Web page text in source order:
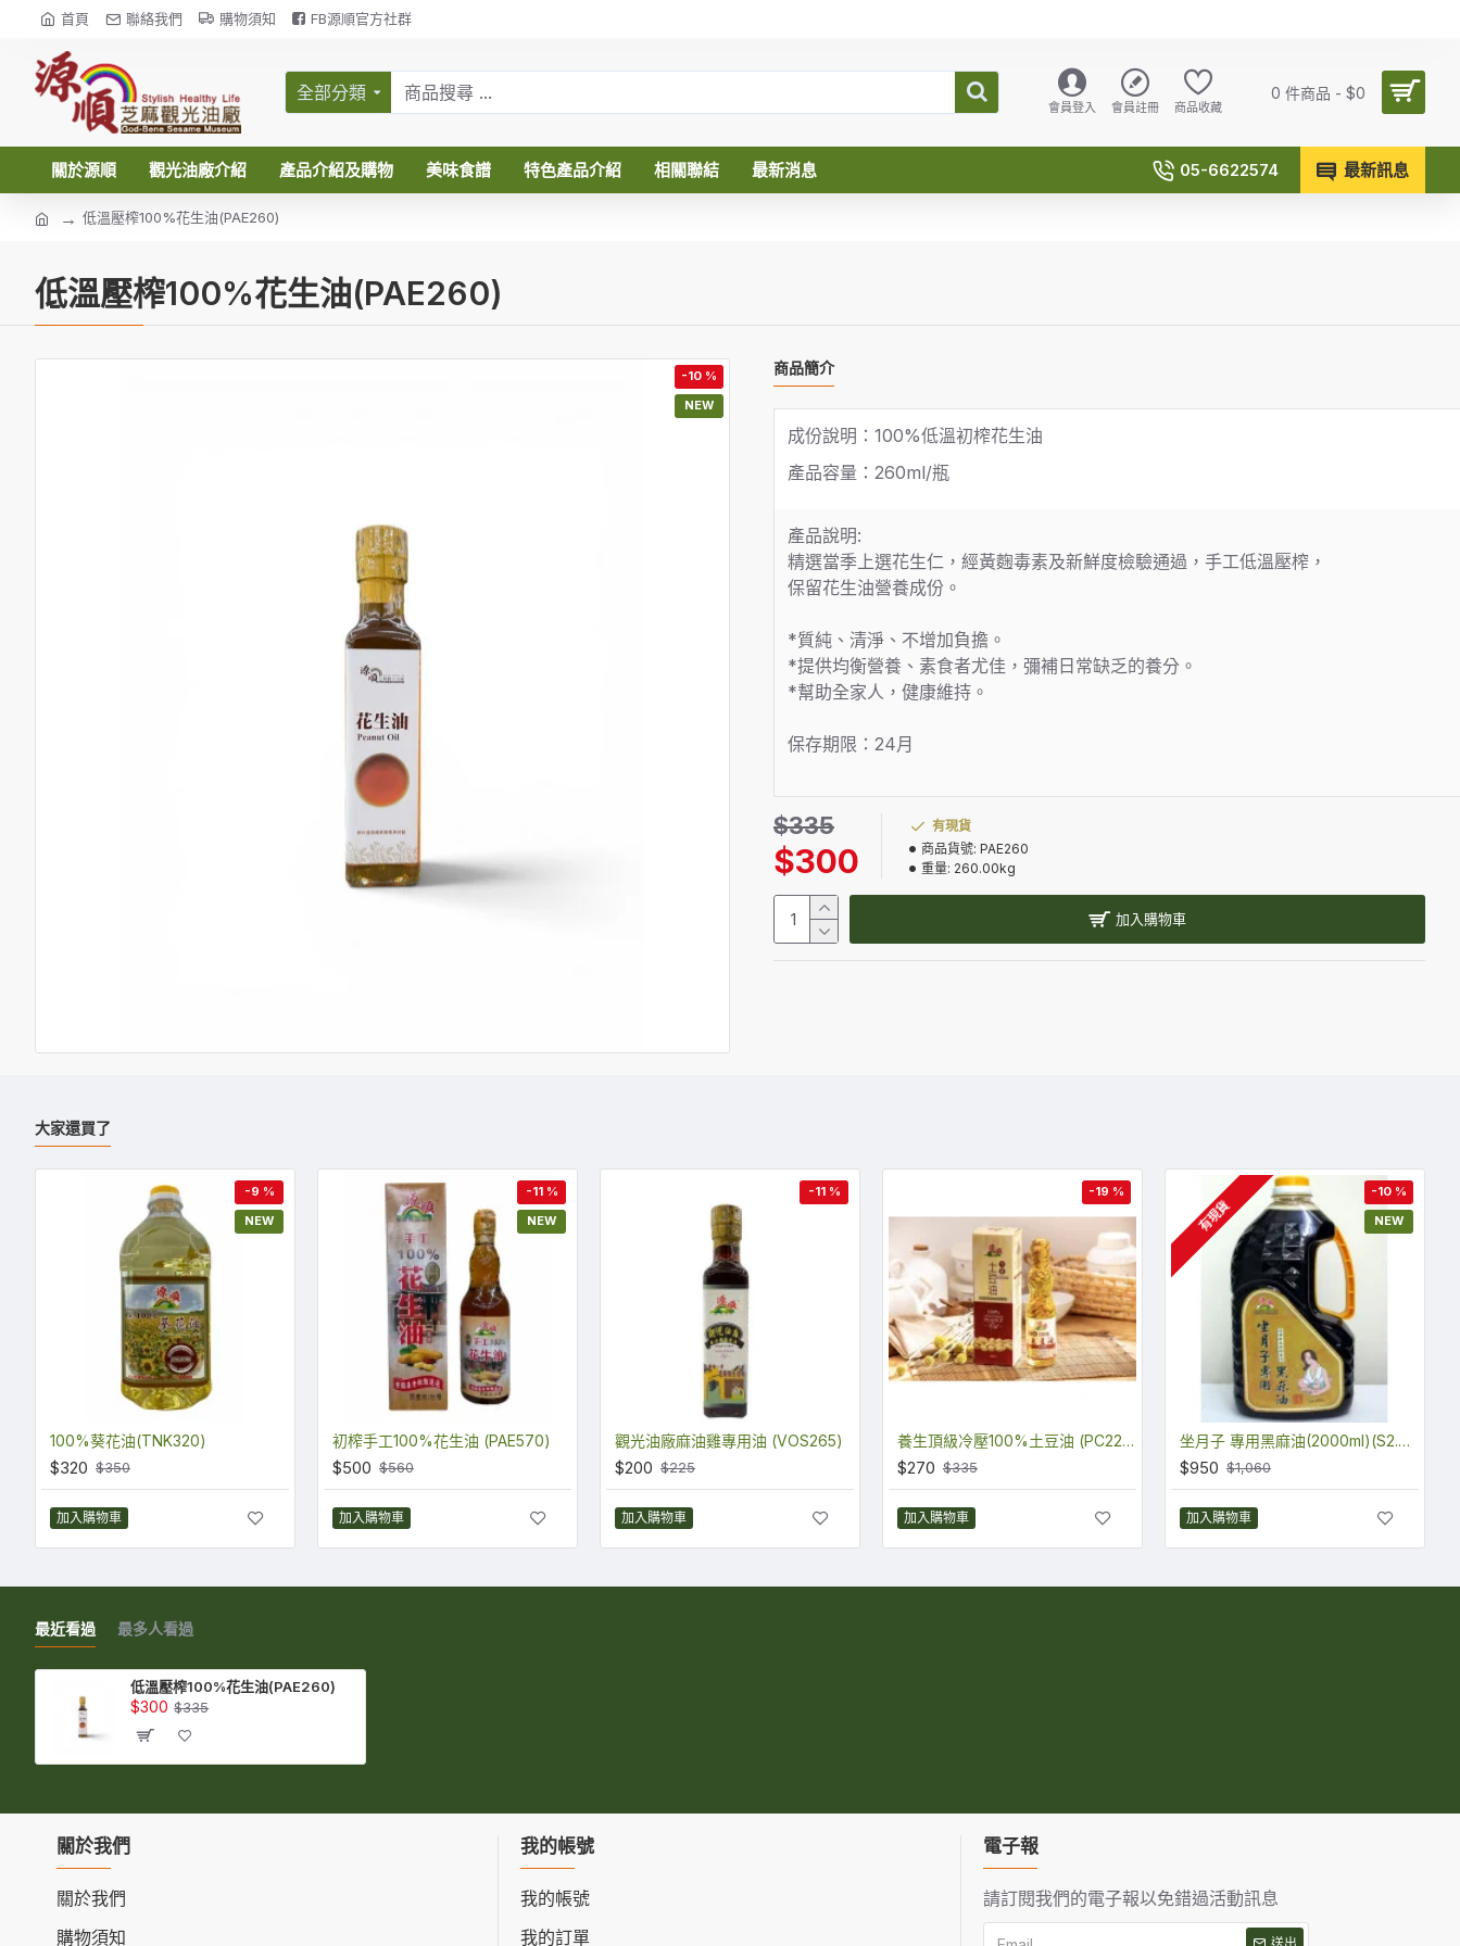
首頁 聯絡我們 購物須知 FB源順官方社群
全部分類
會員登入 會員註冊 商品收藏
0 件商品 - $0
關於源順 觀光油廠介紹 產品介紹及購物 美味食譜 特色產品介紹 相關聯結 最新消息 05-6622574 最新訊息
低溫壓榨100%花生油(PAE260)
低溫壓榨100%花生油(PAE260)
NEW
-10 % 商品簡介
成份說明：100%低溫初榨花生油
產品容量：260ml/瓶
產品說明:
精選當季上選花生仁，經黃麴毒素及新鮮度檢驗通過，手工低溫壓榨，
保留花生油營養成份。
*質純、清淨、不增加負擔。
*提供均衡營養、素食者尤佳，彌補日常缺乏的養分。
*幫助全家人，健康維持。
保存期限：24月
$300
$335
有現貨
商品貨號: PAE260
重量: 260.00kg
加入購物車
大家還買了
NEW
-9 %
100%葵花油(TNK320)
$320 $350
加入購物車
NEW
-11 %
初榨手工100%花生油 (PAE570)
$500 $560
加入購物車
-11 %
觀光油廠麻油雞專用油 (VOS265)
$200 $225
加入購物車
-19 %
養生頂級冷壓100%土豆油 (PC220)
$270 $335
加入購物車
NEW
-10 %
有現貨
坐月子 專用黑麻油(2000ml)(S2.01)
$950 $1,060
加入購物車
最近看過 最多人看過
低溫壓榨100%花生油(PAE260)
$300 $335
關於我們
關於我們
購物須知
我的帳號
我的帳號
我的訂單
電子報
請訂閱我們的電子報以免錯過活動訊息